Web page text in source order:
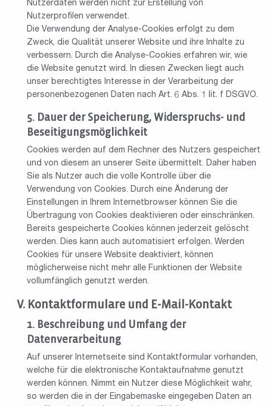
Nutzerdaten werden nicht zur Erstellung von
Nutzerprofilen verwendet.
Die Verwendung der Analyse-Cookies erfolgt zu dem
Zweck, die Qualität unserer Website und ihre Inhalte zu
verbessern. Durch die Analyse-Cookies erfahren wir, wie
die Website genutzt wird. In diesen Zwecken liegt auch
unser berechtigtes Interesse in der Verarbeitung der
personenbezogenen Daten nach Art. 6 Abs. 1 lit. f DSGVO.
Dauer der Speicherung, Widerspruchs- und
Beseitigungsmöglichkeit
Cookies werden auf dem Rechner des Nutzers gespeichert
und von diesem an unserer Seite übermittelt. Daher haben
Sie als Nutzer auch die volle Kontrolle über die
Verwendung von Cookies. Durch eine Änderung der
Einstellungen in Ihrem Internetbrowser können Sie die
Übertragung von Cookies deaktivieren oder einschränken.
Bereits gespeicherte Cookies können jederzeit gelöscht
werden. Dies kann auch automatisiert erfolgen. Werden
Cookies für unsere Website deaktiviert, können
möglicherweise nicht mehr alle Funktionen der Website
vollumfänglich genutzt werden.
Kontaktformulare und E-Mail-Kontakt
Beschreibung und Umfang der
Datenverarbeitung
Auf unserer Internetseite sind Kontaktformular vorhanden,
welche für die elektronische Kontaktaufnahme genutzt
werden können. Nimmt ein Nutzer diese Möglichkeit wahr,
so werden die in der Eingabemaske eingegeben Daten an